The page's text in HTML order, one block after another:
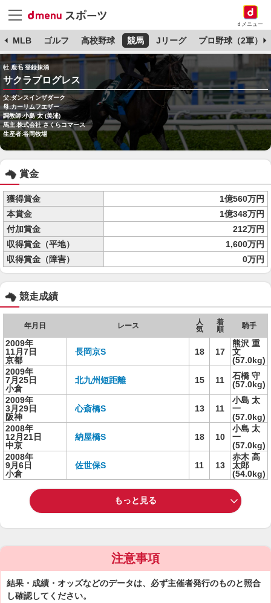
dメニュー
MLB ゴルフ 高校野球 競馬 Jリーグ プロ野球（2軍）
牡 鹿毛 登録抹消
サクラプログレス
父:ダンスインザダーク
母:カーリムフエザー
調教師:小島 太 (美浦)
馬主:株式会社 さくらコマース
生産者:谷岡牧場
賞金
獲得賞金
1億560万円
本賞金
1億348万円
付加賞金
212万円
収得賞金（平地）
1,600万円
収得賞金（障害）
0万円
競走成績
年月日 レース
人
気
着
順
騎手
2009年
11月7日
京都
長岡京S 18 17
熊沢 重
文
(57.0kg)
2009年
7月25日
小倉
北九州短距離 15 11
石橋 守
(57.0kg)
2009年
3月29日
阪神
心斎橋S 13 11
小島 太
一
(57.0kg)
2008年
12月21日
中京
納屋橋S 18 10
小島 太
一
(57.0kg)
2008年
9月6日
小倉
佐世保S 11 13
赤木 高
太郎
(54.0kg)
もっと見る
注意事項
結果・成績・オッズなどのデータは、必ず主催者発行のものと照合
し確認してください。